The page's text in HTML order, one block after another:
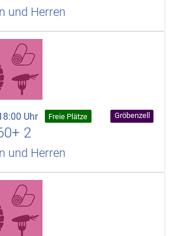
und Herren
Uhr Freie Plätze Gröbenzell
2
und Herren